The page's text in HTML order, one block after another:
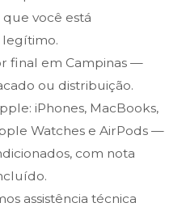
você está
final em Campinas —
ou distribuição.
iPhones, MacBooks,
Watches e AirPods —
com nota
assistência técnica